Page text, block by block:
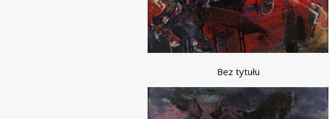
Bez tytułu